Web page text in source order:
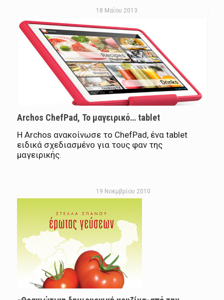
18 Μαΐου 2013
Archos ChefPad, Το μαγειρικό… tablet
Η Archos ανακοίνωσε το ChefPad, ένα tablet
ειδικά σχεδιασμένο για τους φαν της
μαγειρικής.
19 Νοεμβρίου 2010